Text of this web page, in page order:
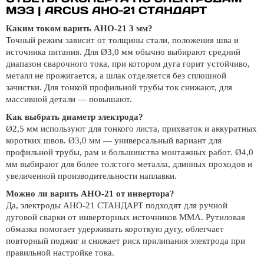
МЭЗ | ARCUS АНО-21 СТАНДАРТ
Каким током варить АНО-21 3 мм?
Точный режим зависит от толщины стали, положения шва и
источника питания. Для Ø3,0 мм обычно выбирают средний
диапазон сварочного тока, при котором дуга горит устойчиво,
металл не прожигается, а шлак отделяется без сплошной
зачистки. Для тонкой профильной трубы ток снижают, для
массивной детали — повышают.
Как выбрать диаметр электрода?
Ø2,5 мм используют для тонкого листа, прихваток и аккуратных
коротких швов. Ø3,0 мм — универсальный вариант для
профильной трубы, рам и большинства монтажных работ. Ø4,0
мм выбирают для более толстого металла, длинных проходов и
увеличенной производительности наплавки.
Можно ли варить АНО-21 от инвертора?
Да, электроды АНО-21 СТАНДАРТ подходят для ручной
дуговой сварки от инверторных источников MMA. Рутиловая
обмазка помогает удерживать короткую дугу, облегчает
повторный поджиг и снижает риск прилипания электрода при
правильной настройке тока.